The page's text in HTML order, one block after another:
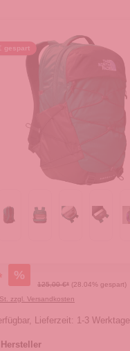
gespart
%
125,00 €* (28.04% gespart)
zzgl. Versandkosten
Lieferzeit: 1-3 Werktage